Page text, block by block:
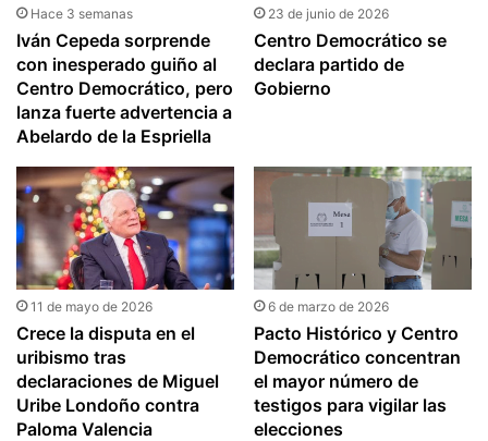
Hace 3 semanas
Iván Cepeda sorprende
con inesperado guiño al
Centro Democrático, pero
lanza fuerte advertencia a
Abelardo de la Espriella
23 de junio de 2026
Centro Democrático se
declara partido de
Gobierno
11 de mayo de 2026
Crece la disputa en el
uribismo tras
declaraciones de Miguel
Uribe Londoño contra
Paloma Valencia
6 de marzo de 2026
Pacto Histórico y Centro
Democrático concentran
el mayor número de
testigos para vigilar las
elecciones